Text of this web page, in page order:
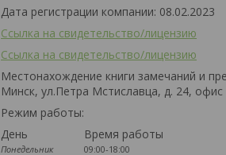
Дата регистрации компании: 08.02.2023
Ссылка на свидетельство/лицензию
Ссылка на свидетельство/лицензию
Местонахождение книги замечаний и
Минск, ул.Петра Мстиславца, д. 24, офис
Режим работы:
День
Время работы
Понедельник
09:00-18:00